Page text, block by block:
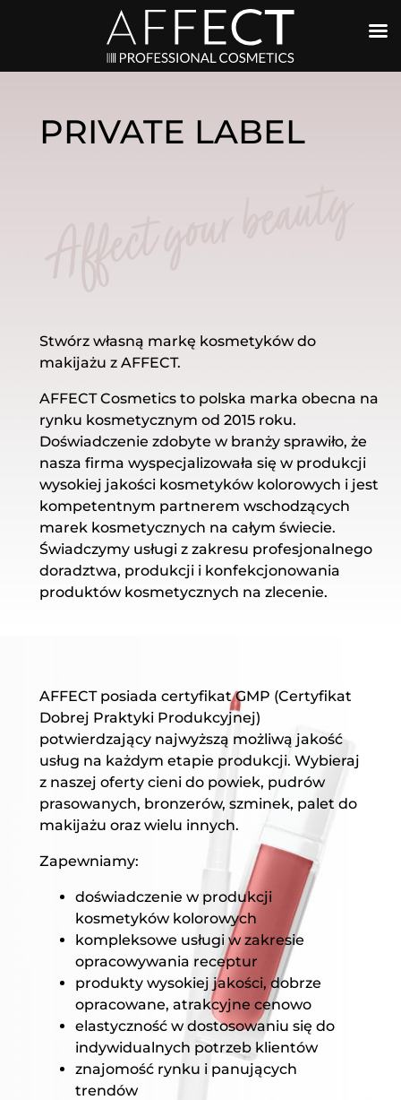
PRIVATE LABEL
Stwórz własną markę kosmetyków do
makijażu z AFFECT.
AFFECT Cosmetics to polska marka obecna na
rynku kosmetycznym od 2015 roku.
Doświadczenie zdobyte w branży sprawiło, że
nasza firma wyspecjalizowała się w produkcji
wysokiej jakości kosmetyków kolorowych i jest
kompetentnym partnerem wschodzących
marek kosmetycznych na całym świecie.
Świadczymy usługi z zakresu profesjonalnego
doradztwa, produkcji i konfekcjonowania
produktów kosmetycznych na zlecenie.
AFFECT posiada certyfikat GMP (Certyfikat
Dobrej Praktyki Produkcyjnej)
potwierdzający najwyższą możliwą jakość
usług na każdym etapie produkcji. Wybieraj
z naszej oferty cieni do powiek, pudrów
prasowanych, bronzerów, szminek, palet do
makijażu oraz wielu innych.
Zapewniamy:
doświadczenie w produkcji
kosmetyków kolorowych
kompleksowe usługi w zakresie
opracowywania receptur
produkty wysokiej jakości, dobrze
opracowane, atrakcyjne cenowo
elastyczność w dostosowaniu się do
indywidualnych potrzeb klientów
znajomość rynku i panujących
trendów